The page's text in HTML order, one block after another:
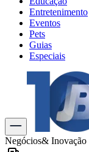
Entretenimento
Eventos
Pets
Guias
Especiais
Explore Tudo
Últimas
Previsão do
Trânsito e
Dia a Dia & Lazer
Negócios& Inovação